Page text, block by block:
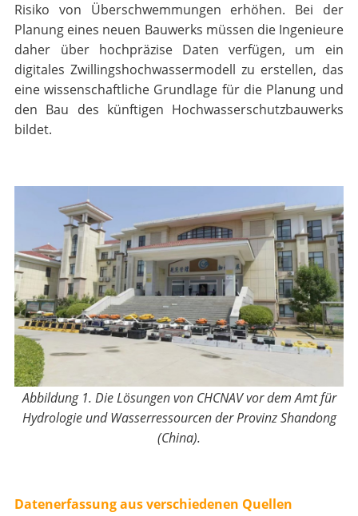
Risiko von Überschwemmungen erhöhen. Bei der
Planung eines neuen Bauwerks müssen die Ingenieure
daher über hochpräzise Daten verfügen, um ein
digitales Zwillingshochwassermodell zu erstellen, das
eine wissenschaftliche Grundlage für die Planung und
den Bau des künftigen Hochwasserschutzbauwerks
bildet.
Abbildung 1. Die Lösungen von CHCNAV vordemAmt für
Hydrologie und Wasserressourcen der Provinz Shandong
(China).
Datenerfassung aus verschiedenen Quellen